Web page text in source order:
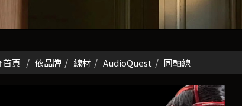
首頁 依品牌 線材 AudioQuest 同軸線